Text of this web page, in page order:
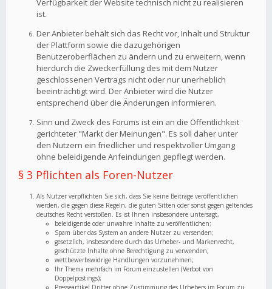
Verfügbarkeit der Website technisch nicht zu realisieren
ist.
Der Anbieter behält sich das Recht vor, Inhalt und Struktur
der Plattform sowie die dazugehörigen
Benutzeroberflächen zu ändern und zu erweitern, wenn
hierdurch die Zweckerfüllung des mit dem Nutzer
geschlossenen Vertrags nicht oder nur unerheblich
beeinträchtigt wird. Der Anbieter wird die Nutzer
entsprechend über die Änderungen informieren.
Sinn und Zweck des Forums ist ein an die Öffentlichkeit
gerichteter "Markt der Meinungen". Es soll daher unter
den Nutzern ein friedlicher und respektvoller Umgang
ohne beleidigende Anfeindungen gepflegt werden.
§ 3 Pflichten als Foren-Nutzer
Als Nutzer verpflichten Sie sich, dass Sie keine Beiträge veröffentlichen
werden, die gegen diese Regeln, die guten Sitten oder sonst gegen geltendes
deutsches Recht verstoßen. Es ist Ihnen insbesondere untersagt,
beleidigende oder unwahre Inhalte zu veröffentlichen;
Spam über das System an andere Nutzer zu versenden;
gesetzlich, insbesondere durch das Urheber- und Markenrecht,
geschützte Inhalte ohne Berechtigung zu verwenden;
wettbewerbswidrige Handlungen vorzunehmen;
Ihr Thema mehrfach im Forum einzustellen (Verbot von
Doppelpostings);
Presseartikel Dritter ohne Zustimmung des Urhebers im Forum zu